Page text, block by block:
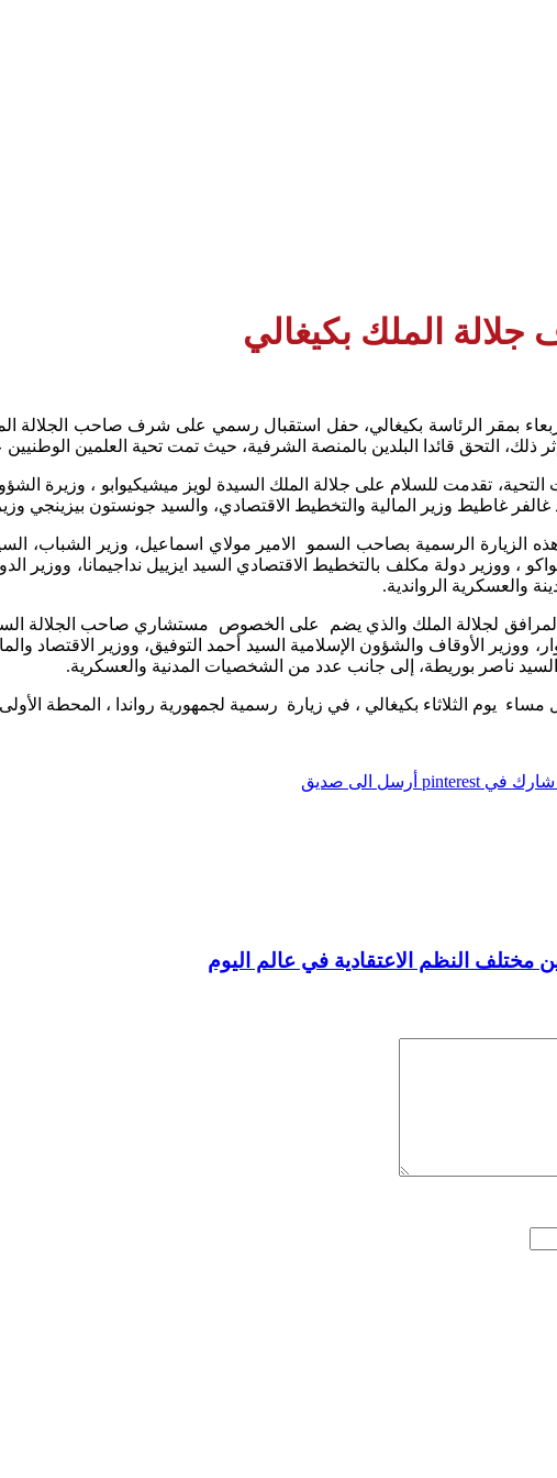
الملك بكيغالي
بمقر الرئاسة بكيغالي، حفل استقبال رسمي على شرف صاحب الجلالة
إثر ذلك، التحق قائدا البلدين بالمنصة الشرفية، حيث تمت تحية العلمين
تقدمت للسلام على جلالة الملك السيدة لويز ميشيكيوابو ، وزيرة
غالفر غاطيط وزير المالية والتخطيط الاقتصادي، والسيد جونستون بيزينجي
الزيارة الرسمية بصاحب السمو
الامير مولاي اسماعيل، وزير الشباب،
، ووزير دولة مكلف بالتخطيط الاقتصادي السيد ايزييل نداجيمانا، ووزير
والعسكرية الرواندية.
المرافق لجلالة الملك والذي يضم على الخصوص مستشاري صاحب الجلالة
ووزير الأوقاف والشؤون الإسلامية السيد أحمد التوفيق، ووزير الاقتصاد
ناصر بوريطة، إلى جانب عدد من الشخصيات المدنية والعسكرية.
مساء يوم الثلاثاء بكيغالي ، في زيارة رسمية لجمهورية رواندا ، المحطة
شارك في pinterest أرسل الى صديق
مختلف النظم الاعتقادية في عالم اليوم